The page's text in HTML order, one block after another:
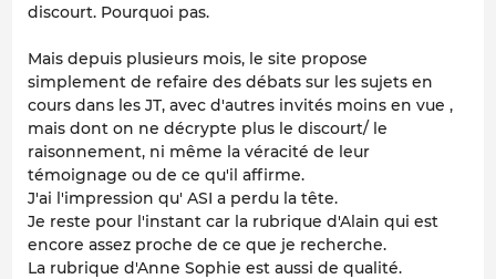
discourt. Pourquoi pas.
Mais depuis plusieurs mois, le site propose
simplement de refaire des débats sur les sujets en
cours dans les JT, avec d'autres invités moins en vue ,
mais dont on ne décrypte plus le discourt/ le
raisonnement, ni même la véracité de leur
témoignage ou de ce qu'il affirme.
J'ai l'impression qu' ASI a perdu la tête.
Je reste pour l'instant car la rubrique d'Alain qui est
encore assez proche de ce que je recherche.
La rubrique d'Anne Sophie est aussi de qualité.